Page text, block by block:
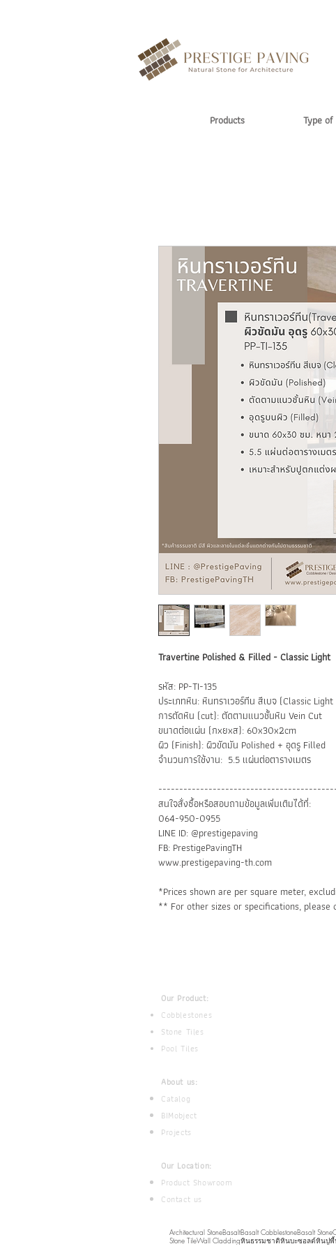
Products Type
Travertine Polished & Filled - Classic Light
รหัส: PP-TI-135
ประเภทหิน: หินทราเวอร์ทีน สีเบจ (Classic
การตัดหิน (cut): ตัดตามแนวชั้นหิน Vein Cut
ขนาดต่อแผ่น (กxยxส): 60x30x2cm
ผิว (Finish): ผิวขัดมัน Polished + อุดรู Filled
จำนวนการใช้งาน: 5.5 แผ่นต่อตารางเมตร
สนใจสั่งซื้อหรือสอบถามข้อมูลเพิ่มเติมได้ที่:
064-950-0955
LINE ID: @prestigepaving
FB: PrestigePavingTH
www.prestigepaving-th.com
*Prices shown are per square meter,
** For other sizes or specifications,
Our Product:
Cobblestones
Stone Tiles
Pool Tiles
About us:
Catalog
BIMobject
Projects
Our Location:
Product Showroom
Contact us
Architectural StoneBasaltBasalt CobblestoneBasalt Stone
Stone TileWall Claddingหินธรรมชาติหินบะซอลต์หินปู